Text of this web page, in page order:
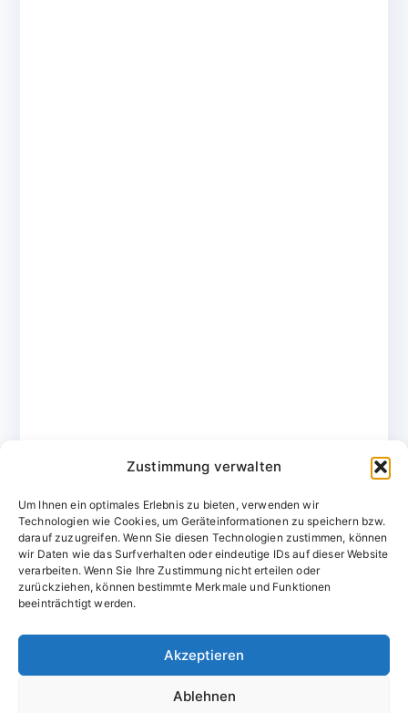
Zustimmung verwalten
Um Ihnen ein optimales Erlebnis zu bieten, verwenden wir
Technologien wie Cookies, um Geräteinformationen zu speichern bzw.
darauf zuzugreifen. Wenn Sie diesen Technologien zustimmen, können
wir Daten wie das Surfverhalten oder eindeutige IDs auf dieser Website
verarbeiten. Wenn Sie Ihre Zustimmung nicht erteilen oder
zurückziehen, können bestimmte Merkmale und Funktionen
beeinträchtigt werden.
Akzeptieren
Ablehnen
Domainvergabestelle.de